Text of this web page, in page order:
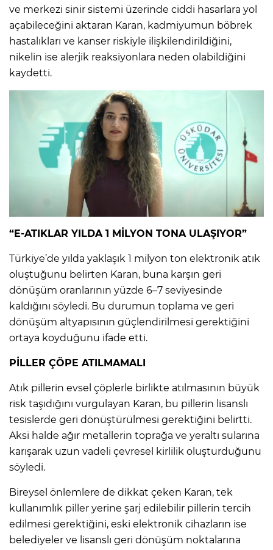
ve merkezi sinir sistemi üzerinde ciddi hasarlara yol
açabileceğini aktaran Karan, kadmiyumun böbrek
hastalıkları ve kanser riskiyle ilişkilendirildiğini,
nikelin ise alerjik reaksiyonlara neden olabildiğini
kaydetti.
“E-ATIKLAR YILDA 1 MİLYON TONA ULAŞIYOR”
Türkiye’de yılda yaklaşık 1 milyon ton elektronik atık
oluştuğunu belirten Karan, buna karşın geri
dönüşüm oranlarının yüzde 6–7 seviyesinde
kaldığını söyledi. Bu durumun toplama ve geri
dönüşüm altyapısının güçlendirilmesi gerektiğini
ortaya koyduğunu ifade etti.
PİLLER ÇÖPE ATILMAMALI
Atık pillerin evsel çöplerle birlikte atılmasının büyük
risk taşıdığını vurgulayan Karan, bu pillerin lisanslı
tesislerde geri dönüştürülmesi gerektiğini belirtti.
Aksi halde ağır metallerin toprağa ve yeraltı sularına
karışarak uzun vadeli çevresel kirlilik oluşturduğunu
söyledi.
Bireysel önlemlere de dikkat çeken Karan, tek
kullanımlık piller yerine şarj edilebilir pillerin tercih
edilmesi gerektiğini, eski elektronik cihazların ise
belediyeler ve lisanslı geri dönüşüm noktalarına